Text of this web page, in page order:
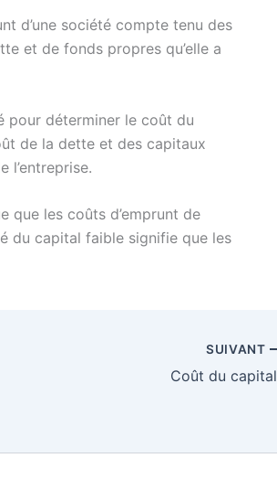
d’une société compte tenu des
et de fonds propres qu’elle a
pour déterminer le coût du
de la dette et des capitaux
l’entreprise.
que les coûts d’emprunt de
du capital faible signifie que les
SUIVANT
Coût du capital